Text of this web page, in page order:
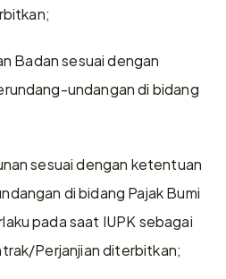
Badan sesuai dengan
undangan di bidang
sesuai dengan ketentuan
di bidang Pajak Bumi
pada saat IUPK sebagai
Perjanjian diterbitkan;